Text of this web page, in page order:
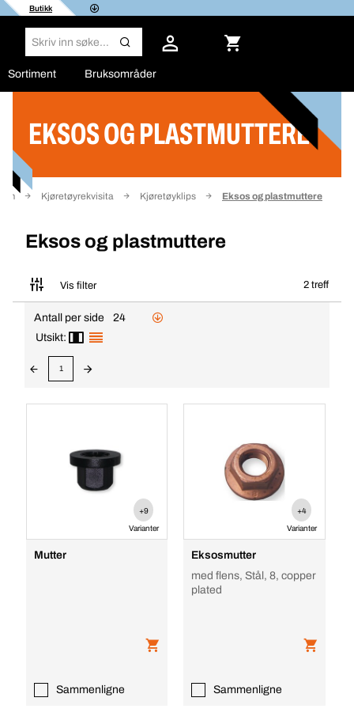
Butikk
Sortiment Bruksområder
EKSOS OG PLASTMUTTERE
Kjøretøyrekvisita Kjøretøyklips Eksos og plastmuttere
Eksos og plastmuttere
Vis filter 2 treff
Filter
Antall per side
24
Utsikt:
1
+9
Varianter
Mutter
Sammenligne
+4
Varianter
Eksosmutter
med flens, Stål, 8, copper
plated
Sammenligne